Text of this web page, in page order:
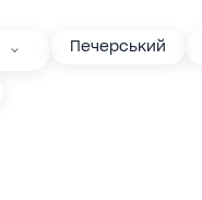
Печерський